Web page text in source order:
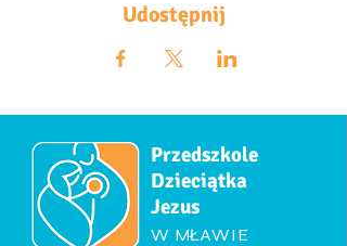
Udostępnij
Przedszkole
Dzieciątka
Jezus
W MŁAWIE